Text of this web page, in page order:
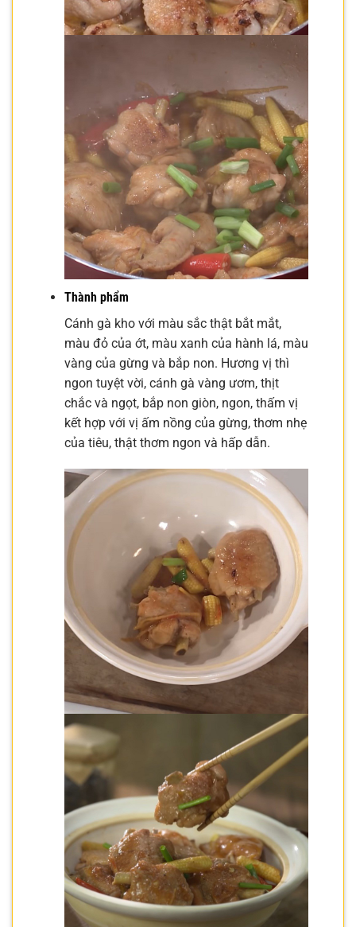
Thành phẩm
Cánh gà kho với màu sắc thật bắt mắt,
màu đỏ của ớt, màu xanh của hành lá, màu
vàng của gừng và bắp non. Hương vị thì
ngon tuyệt vời, cánh gà vàng ươm, thịt
chắc và ngọt, bắp non giòn, ngon, thấm vị
kết hợp với vị ấm nồng của gừng, thơm nhẹ
của tiêu, thật thơm ngon và hấp dẫn.